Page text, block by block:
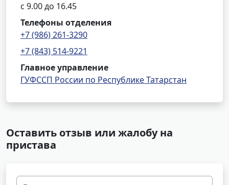
с 9.00 до 16.45
Телефоны отделения
+7 (986) 261-3290
+7 (843) 514-9221
Главное управление
ГУФССП России по Республике Татарстан
Оставить отзыв или жалобу на
пристава